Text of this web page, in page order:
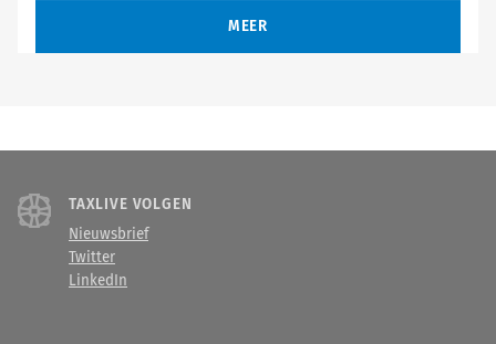
MEER
TAXLIVE VOLGEN
Nieuwsbrief
Twitter
LinkedIn